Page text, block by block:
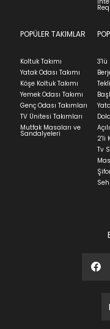
indication ofİade ve
Teslimat
Ev tekstili
ortalama 5-24 iş
Yatak
ve ürünün stok
günüdür.
Panel ve Döşeme
süresi
göre ortalama 30-
Siparişlerim
Sıkça
POPÜLER TAKIMLAR
Koltuk Takımı
Yatak Odası Takımı
Köşe Koltuk Takımı
Yemek Odası Takımı
Genç Odası Takımları
TV Ünitesi Takımları
Mutfak Masaları ve
Sandalyeleri
3'lü
2'li
Tv